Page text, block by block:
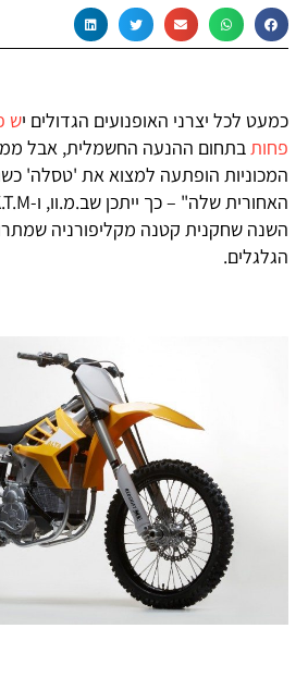
כמעט לכל יצרני האופנועים הגדולים יש
פחותבתחום ההנעה החשמלית, אבל
המכוניות הופתעה למצוא את 'טסלה'
השנה שחקנית קטנה מקליפורניה
הגלגלים.